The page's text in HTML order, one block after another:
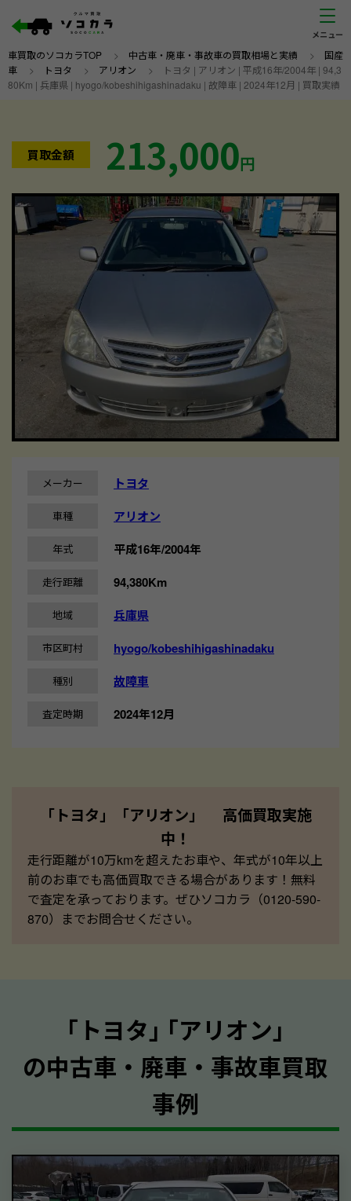
車買取のソコカラTOP > 中古車・廃車・事故車の買取相場と実績 > 国産
車 > トヨタ > アリオン >
トヨタ | アリオン | 平成16年/2004年 | 94,3
80Km | 兵庫県 | hyogo/kobeshihigashinadaku | 故障車 | 2024年12月 | 買取実績
買取金額 213,000円
メーカー トヨタ
車種 アリオン
年式 平成16年/2004年
走行距離 94,380Km
地域 兵庫県
市区町村 hyogo/kobeshihigashinadaku
種別 故障車
査定時期 2024年12月
「トヨタ」「アリオン」 高価買取実施
中！
走行距離が10万kmを超えたお車や、年式が10年以上
前のお車でも高価買取できる場合があります！無料
で査定を承っております。ぜひソコカラ（0120-590-
870）までお問合せください。
｢トヨタ｣ ｢アリオン｣
の中古車・廃車・事故車買取
事例